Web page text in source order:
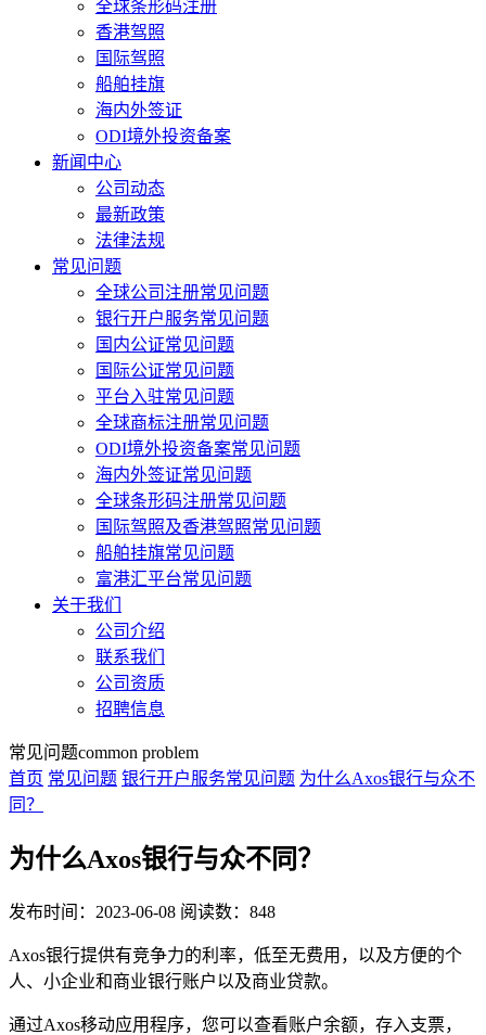
全球条形码注册
香港驾照
国际驾照
船舶挂旗
海内外签证
ODI境外投资备案
新闻中心
公司动态
最新政策
法律法规
常见问题
全球公司注册常见问题
银行开户服务常见问题
国内公证常见问题
国际公证常见问题
平台入驻常见问题
全球商标注册常见问题
ODI境外投资备案常见问题
海内外签证常见问题
全球条形码注册常见问题
国际驾照及香港驾照常见问题
船舶挂旗常见问题
富港汇平台常见问题
关于我们
公司介绍
联系我们
公司资质
招聘信息
常见问题common problem
首页 常见问题 银行开户服务常见问题 为什么Axos银行与众不
同？
为什么Axos银行与众不同？
发布时间：2023-06-08 阅读数：848
Axos银行提供有竞争力的利率，低至无费用，以及方便的个
人、小企业和商业银行账户以及商业贷款。
通过Axos移动应用程序，您可以查看账户余额，存入支票，